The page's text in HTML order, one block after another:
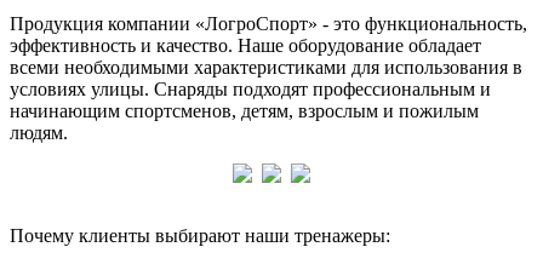
Продукция компании «ЛогроСпорт» - это функциональность,
эффективность и качество. Наше оборудование обладает
всеми необходимыми характеристиками для использования в
условиях улицы. Снаряды подходят профессиональным и
начинающим спортсменов, детям, взрослым и пожилым
людям.
Почему клиенты выбирают наши тренажеры: